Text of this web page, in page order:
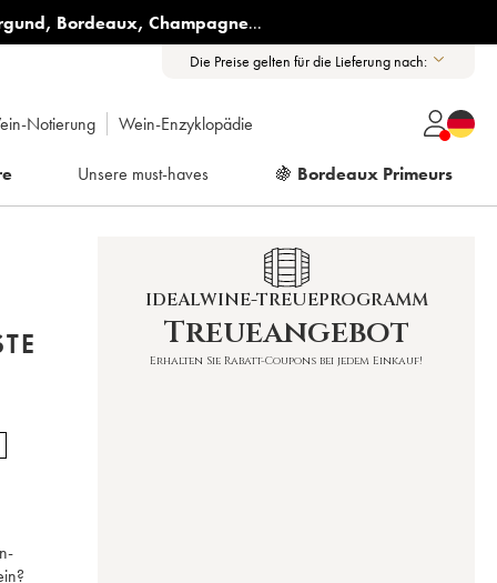
, Bordeaux, Champagne...
Die Preise gelten für die Lieferung nach:
Notierung Wein-Enzyklopädie
Unsere must-haves 🍇 Bordeaux Primeurs
IDEALWINE-TREUEPROGRAMM
Treueangebot
Erhalten Sie Rabatt-Coupons bei jedem Einkauf!